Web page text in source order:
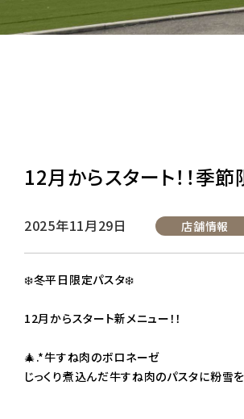
12月からスタート！！季節
2025年11月29日 店舗情報
❄️冬平日限定パスタ❄️
12月からスタート新メニュー！！
🎄.*牛すね肉のボロネーゼ
じっくり煮込んだ牛すね肉のパスタに粉雪